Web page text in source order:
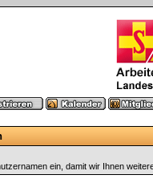
ein, damit wir Ihnen